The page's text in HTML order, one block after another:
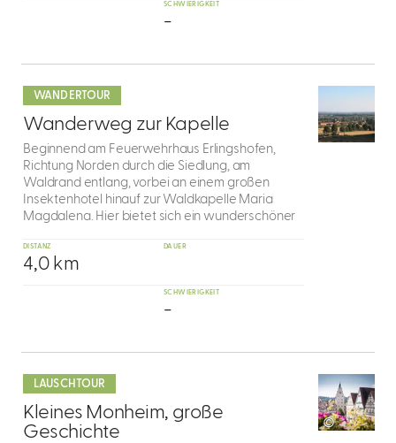
SCHWIERIGKEIT
-
WANDERTOUR
9
Wanderweg zur Kapelle
Beginnend am Feuerwehrhaus Erlingshofen,
Richtung Norden durch die Siedlung, am
Waldrand entlang, vorbei an einem großen
Insektenhotel hinauf zur Waldkapelle Maria
Magdalena. Hier bietet sich ein wunderschöner
DISTANZ
4,0 km
DAUER
SCHWIERIGKEIT
-
dazu
LAUSCHTOUR
10
Kleines Monheim, große
Geschichte
©
dazu